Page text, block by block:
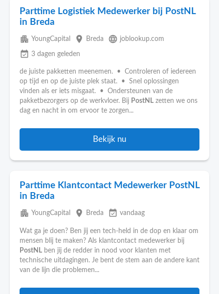
Parttime Logistiek Medewerker bij PostNL
in Breda
apartment YoungCapital place Breda language joblookup.com
event_available 3 dagen geleden
de juiste pakketten meenemen. • Controleren of iedereen
op tijd en op de juiste plek staat. • Snel oplossingen
vinden als er iets misgaat. • Ondersteunen van de
pakketbezorgers op de werkvloer. Bij PostNL zetten we ons
dag en nacht in om ervoor te zorgen...
Bekijk nu
Parttime Klantcontact Medewerker PostNL
in Breda
apartment YoungCapital place Breda event_available vandaag
Wat ga je doen? Ben jij een tech-held in de dop en klaar om
mensen blij te maken? Als klantcontact medewerker bij
PostNL ben jij de redder in nood voor klanten met
technische uitdagingen. Je bent de stem aan de andere kant
van de lijn die problemen...